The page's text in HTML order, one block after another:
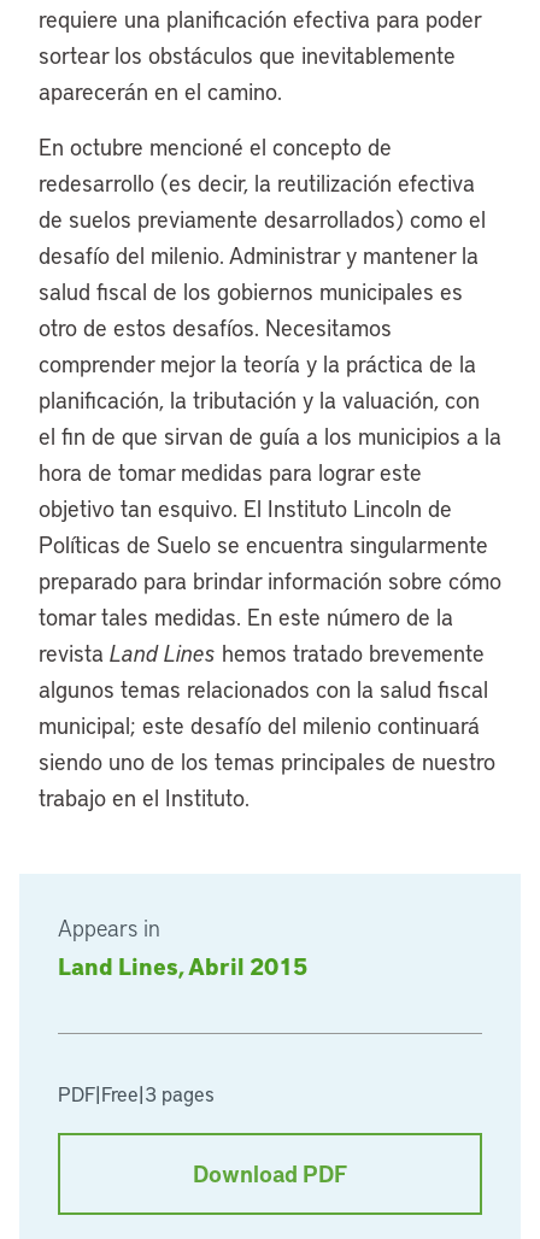
Appears in
Land Lines, Abril 2015
PDF|Free|3 pages
Download PDF
requiere una planificación efectiva para poder
sortear los obstáculos que inevitablemente
aparecerán en el camino.
En octubre mencioné el concepto de
redesarrollo (es decir, la reutilización efectiva
de suelos previamente desarrollados) como el
desafío del milenio. Administrar y mantener la
salud fiscal de los gobiernos municipales es
otro de estos desafíos. Necesitamos
comprender mejor la teoría y la práctica de la
planificación, la tributación y la valuación, con
el fin de que sirvan de guía a los municipios a la
hora de tomar medidas para lograr este
objetivo tan esquivo. El Instituto Lincoln de
Políticas de Suelo se encuentra singularmente
preparado para brindar información sobre cómo
tomar tales medidas. En este número de la
revista Land Lines hemos tratado brevemente
algunos temas relacionados con la salud fiscal
municipal; este desafío del milenio continuará
siendo uno de los temas principales de nuestro
trabajo en el Instituto.